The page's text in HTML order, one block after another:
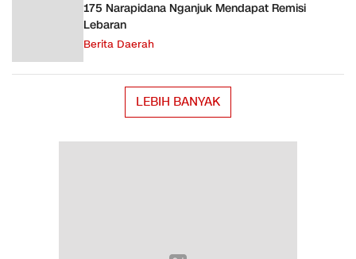
175 Narapidana Nganjuk Mendapat Remisi
Lebaran
Berita Daerah
LEBIH BANYAK